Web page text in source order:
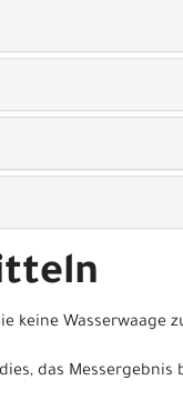
keine Wasserwaage
das